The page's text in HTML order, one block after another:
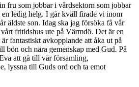
fru som jobbar i vårdsektorn som jobbar
en ledig helg. I går kväll firade vi inom
äldste son. Idag ska jag försöka få vår
fritidshus ute på Värmdö. Det är en
fantastiskt avkopplande att åka ut på
bön och nära gemenskap med Gud. På
att gå till vår församling,
lyssna till Guds ord och ta emot